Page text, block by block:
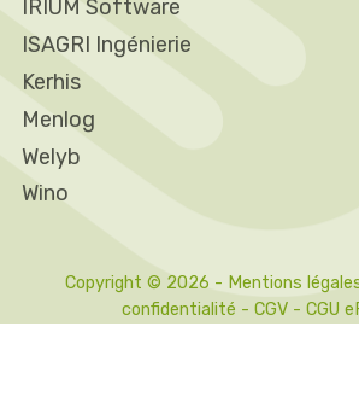
IRIUM Software
ISAGRI Ingénierie
Kerhis
Menlog
Welyb
Wino
Copyright © 2026 - Mentions
confidentialité - CGV - CGU